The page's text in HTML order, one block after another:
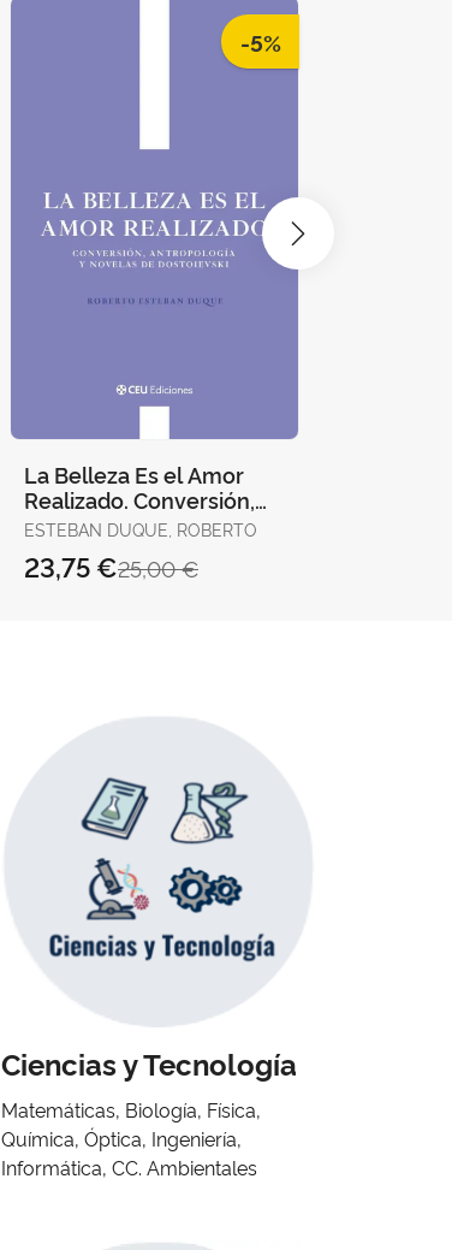
-5%
La Belleza Es el Amor
Realizado. Conversión,
Antropología y Novelas
ESTEBAN DUQUE, ROBERTO
25,00 €
23,75 €
Ciencias y Tecnología
Matemáticas, Biología, Física,
Química, Óptica, Ingeniería,
Informática, CC. Ambientales